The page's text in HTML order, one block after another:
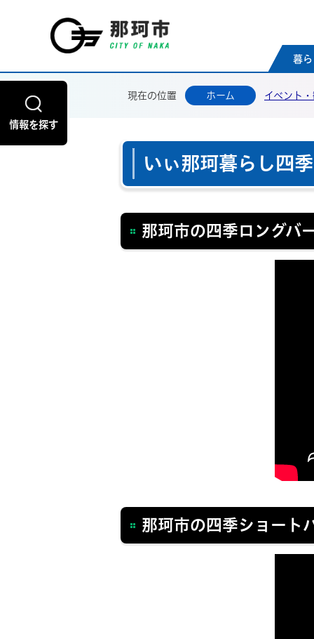
暮
情報を探す
現在の位置 ホーム イベント
いぃ那珂暮らし四季
那珂市の四季ロングバ
那珂市の四季ショート